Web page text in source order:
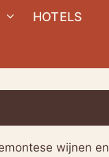
HOTELS
wijnen en